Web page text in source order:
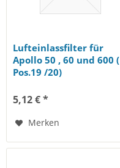
Lufteinlassfilter für
Apollo 50 , 60 und 600 (
Pos.19 /20)
5,12 € *
Merken